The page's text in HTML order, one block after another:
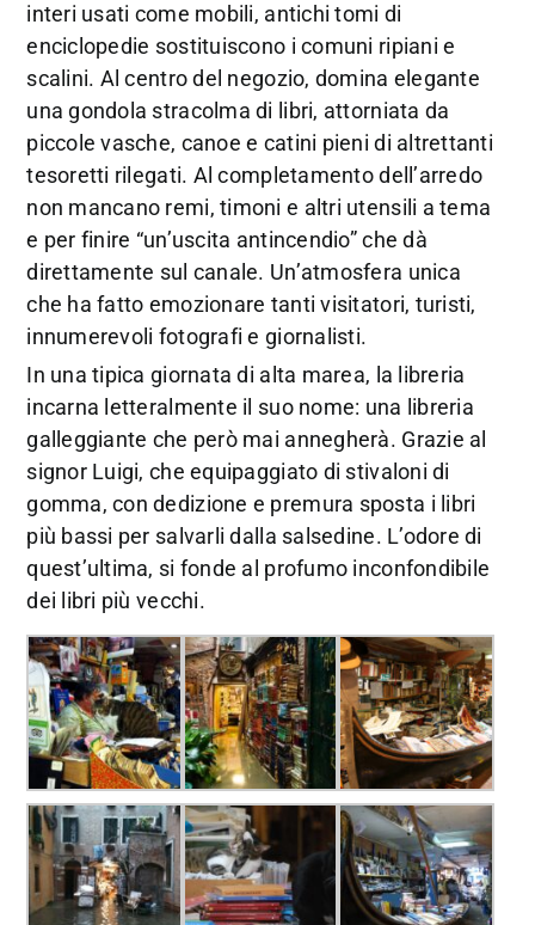
interi usati come mobili, antichi tomi di
enciclopedie sostituiscono i comuni ripiani e
scalini. Al centro del negozio, domina elegante
una gondola stracolma di libri, attorniata da
piccole vasche, canoe e catini pieni di altrettanti
tesoretti rilegati. Al completamento dell’arredo
non mancano remi, timoni e altri utensili a tema
e per finire “un’uscita antincendio” che dà
direttamente sul canale. Un’atmosfera unica
che ha fatto emozionare tanti visitatori, turisti,
innumerevoli fotografi e giornalisti.
In una tipica giornata di alta marea, la libreria
incarna letteralmente il suo nome: una libreria
galleggiante che però mai annegherà. Grazie al
signor Luigi, che equipaggiato di stivaloni di
gomma, con dedizione e premura sposta i libri
più bassi per salvarli dalla salsedine. L’odore di
quest’ultima, si fonde al profumo inconfondibile
dei libri più vecchi.